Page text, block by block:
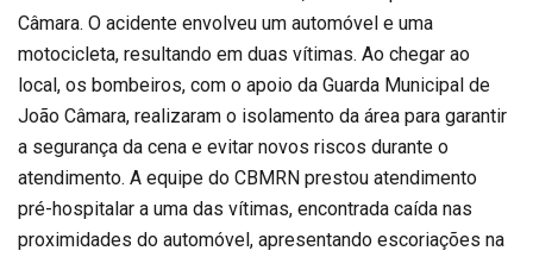
Câmara. O acidente envolveu um automóvel e uma
motocicleta, resultando em duas vítimas. Ao chegar ao
local, os bombeiros, com o apoio da Guarda Municipal de
João Câmara, realizaram o isolamento da área para garantir
a segurança da cena e evitar novos riscos durante o
atendimento. A equipe do CBMRN prestou atendimento
pré-hospitalar a uma das vítimas, encontrada caída nas
proximidades do automóvel, apresentando escoriações na